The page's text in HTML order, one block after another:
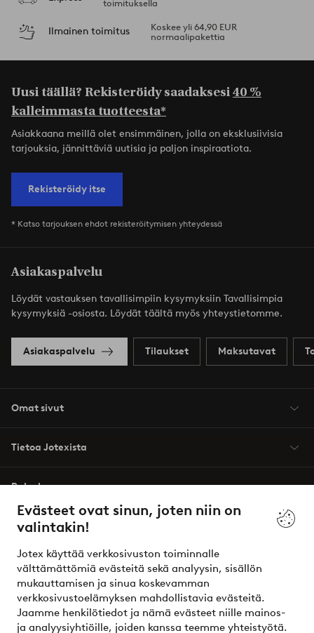
Evästeet ovat sinun, joten niin on
valintakin!
Jotex käyttää verkkosivuston toiminnalle
välttämättömiä evästeitä sekä analyysin, sisällön
mukauttamisen ja sinua koskevamman
verkkosivustoelämyksen mahdollistavia evästeitä.
Jaamme henkilötiedot ja nämä evästeet niille mainos-
ja analyysiyhtiöille, joiden kanssa teemme yhteistyötä.
toimituksella
Ilmainen toimitus
Koskee yli 64,90 EUR
normaalipakettia
Uusi täällä? Rekisteröidy saadaksesi40 %
kalleimmasta tuotteesta*
Asiakkaana meillä olet ensimmäinen, jolla on eksklusiivisia
tarjouksia, jännittäviä uutisia ja paljon inspiraatiota.
Rekisteröidy itse
* Katso tarjouksen ehdot rekisteröitymisen yhteydessä
Asiakaspalvelu
Löydät vastauksen tavallisimpiin kysymyksiin Tavallisimpia
kysymyksiä -osiosta. Löydät täältä myös yhteystietomme.
Asiakaspalvelu Tilaukset Maksutavat
Omat sivut
Tietoa Jotexista
Palvelumme
Ehdot
Ystävät
Turvalliset maksut – maksa nyt tai erissä